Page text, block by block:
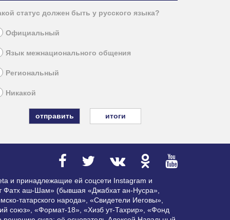
статус должен быть у русского языка?
Официальный
Язык межнационального общения
Региональный
Никакой
итоги
и принадлежащие ей соцсети Instagram и
Фатх аш-Шам» (бывшая «Джабхат ан-Нусра»,
татарского народа», «Свидетели Иеговы»,
союз», «Формат-18», «Хизб ут-Тахрир», «Фонд